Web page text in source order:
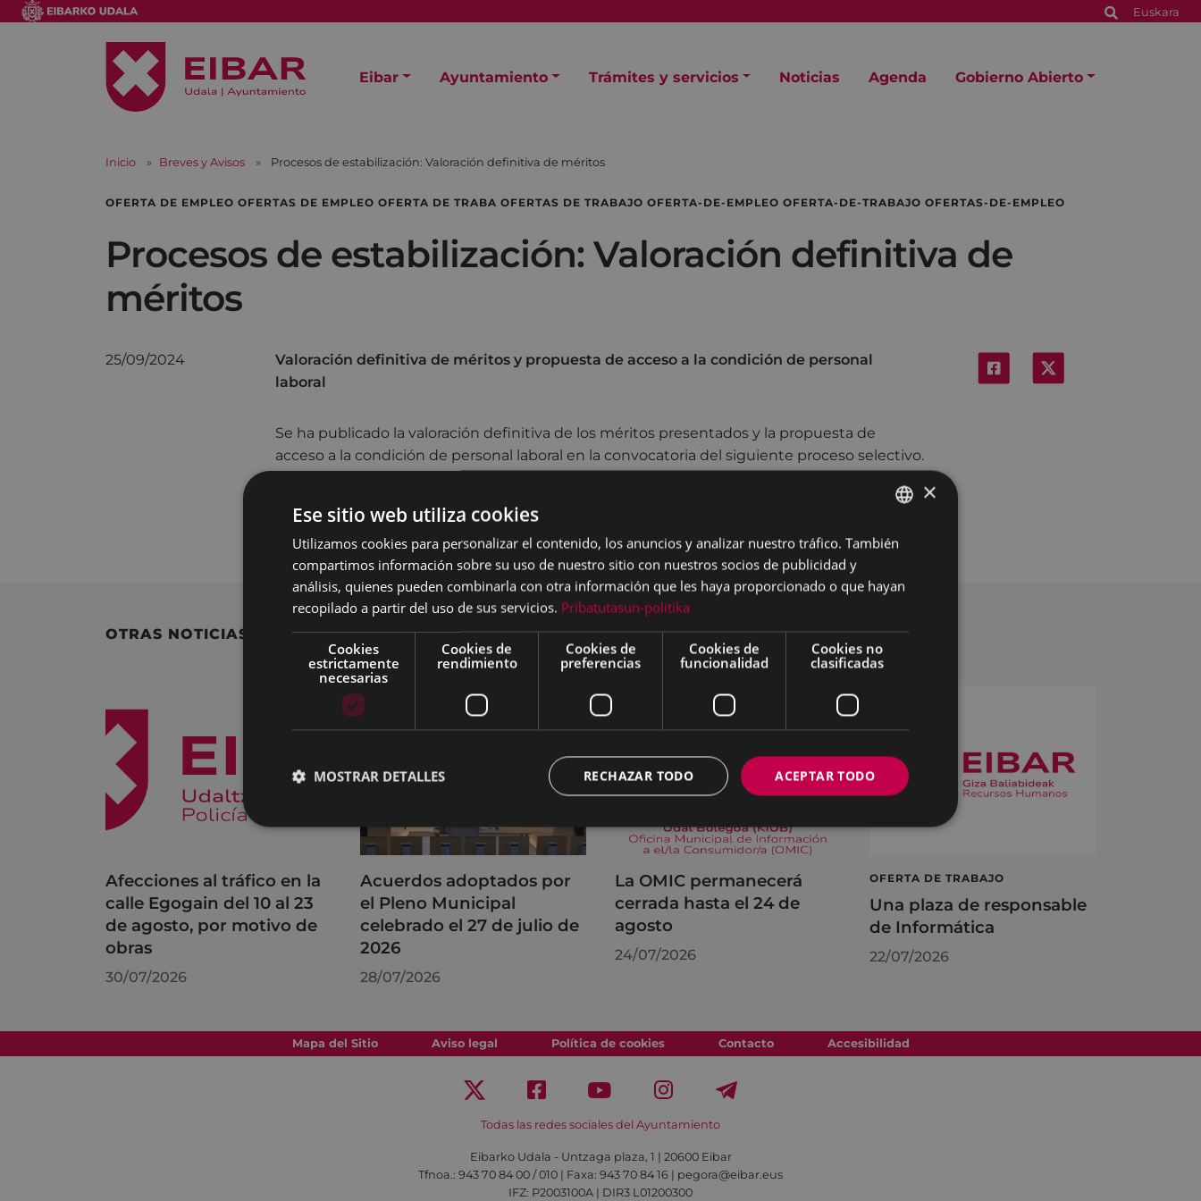
Euskara
Eibar Ayuntamiento Trámites y servicios Noticias Agenda Gobierno Abierto
Inicio Breves y Avisos Procesos de estabilización: Valoración definitiva de méritos
OFERTA DE EMPLEO OFERTAS DE EMPLEO OFERTA DE TRABA OFERTAS DE TRABAJO OFERTA-DE-EMPLEO OFERTA-DE-TRABAJO OFERTAS-DE-EMPLEO
Procesos de estabilización: Valoración definitiva de
méritos
25/09/2024
Valoración definitiva de méritos y propuesta de acceso a la condición de personal
laboral
Se ha publicado la valoración definitiva de los méritos presentados y la propuesta de
acceso a la condición de personal laboral en la convocatoria del siguiente proceso selectivo.
OTRAS NOTICIAS
Afecciones al tráfico en la
calle Egogain del 10 al 23
de agosto, por motivo de
obras
30/07/2026
Acuerdos adoptados por
el Pleno Municipal
celebrado el 27 de julio de
2026
28/07/2026
La OMIC permanecerá
cerrada hasta el 24 de
agosto
24/07/2026
OFERTA DE TRABAJO
Una plaza de responsable
de Informática
22/07/2026
Mapa del Sitio Aviso legal Política de cookies Contacto Accesibilidad
Todas las redes sociales del Ayuntamiento
Eibarko Udala - Untzaga plaza, 1 | 20600 Eibar
Tfnoa.: 943 70 84 00 / 010 | Faxa: 943 70 84 16 | pegora@eibar.eus
IFZ: P2003100A | DIR3 L01200300
BASQUE
×
Ese sitio web utiliza cookies
Utilizamos cookies para personalizar el contenido, los anuncios y analizar nuestro tráfico. También
compartimos información sobre su uso de nuestro sitio con nuestros socios de publicidad y
análisis, quienes pueden combinarla con otra información que les haya proporcionado o que hayan
recopilado a partir del uso de sus servicios. Pribatutasun-politika
Cookies
estrictamente
necesarias
Cookies de
rendimiento
Cookies de
preferencias
Cookies de
funcionalidad
Cookies no
clasificadas
ACEPTAR TODO
RECHAZAR TODO
MOSTRAR DETALLES